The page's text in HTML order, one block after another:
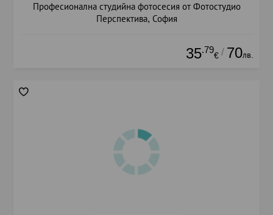
Професионална студийна фотосесия от Фотостудио
Перспектива, София
35.79
€ / 70лв.